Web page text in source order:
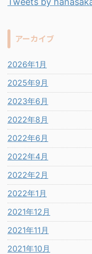
アーカイブ
2026年1月
2025年9月
2023年6月
2022年8月
2022年6月
2022年4月
2022年2月
2022年1月
2021年12月
2021年11月
2021年10月